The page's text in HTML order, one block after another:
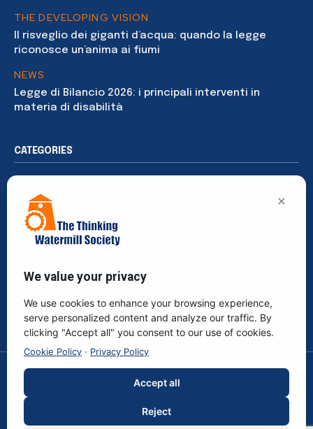
THE DEVELOPING VISION
Il risveglio dei giganti d’acqua: quando la legge
riconosce un’anima ai fiumi
NEWS
Legge di Bilancio 2026: i principali interventi in
materia di disabilità
CATEGORIES
Rights
91
Publications
Sustainability
Events
Culture
© The Thinking Watermill Society - Non-profit Association. F.C.
96420540583. All rights reserved.
×
We value your privacy
We use cookies to enhance your browsing experience,
serve personalized content and analyze our traffic. By
clicking "Accept all" you consent to our use of cookies.
Cookie Policy · Privacy Policy
Accept all
Reject